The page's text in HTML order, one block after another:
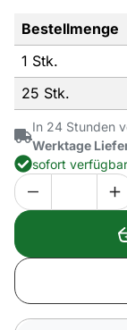
Bestellmenge
1 Stk.
25 Stk.
In 24 Stunden
Werktage
sofort verfügbar